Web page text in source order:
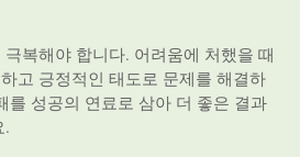
복해야 합니다. 어려움에 처했을 때
고 긍정적인 태도로 문제를 해결하
를 성공의 연료로 삼아 더 좋은 결과
.